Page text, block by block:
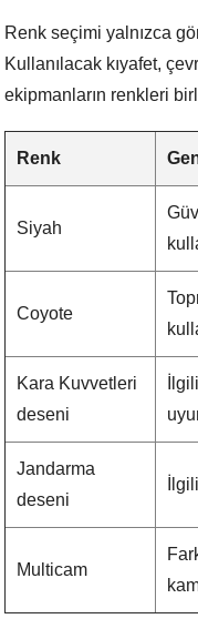
Renk seçimi yalnızca
Kullanılacak kıyafet,
ekipmanların renkleri
Renk
Siyah
Coyote
Kara Kuvvetleri
deseni
Jandarma
deseni
Multicam